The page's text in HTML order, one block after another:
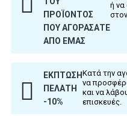
ΠΡΟΪΌΝΤΟΣ
ΠΟΥ ΑΓΟΡΆΣΑΤΕ
ΑΠΌ ΕΜΆΣ
ή να
ΈΚΠΤΩΣΗ
ΠΕΛΆΤΗ
-10%
Κατά την
να
και να
επισκευές.